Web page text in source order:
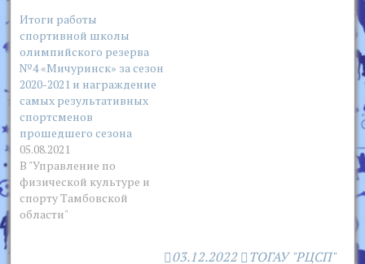
Итоги работы
спортивной школы
олимпийского резерва
№4 «Мичуринск» за сезон
2020-2021 и награждение
самых результативных
спортсменов
прошедшего сезона
05.08.2021
В "Управление по
физической культуре и
спорту Тамбовской
области"
03.12.2022 ТОГАУ "РЦСП"